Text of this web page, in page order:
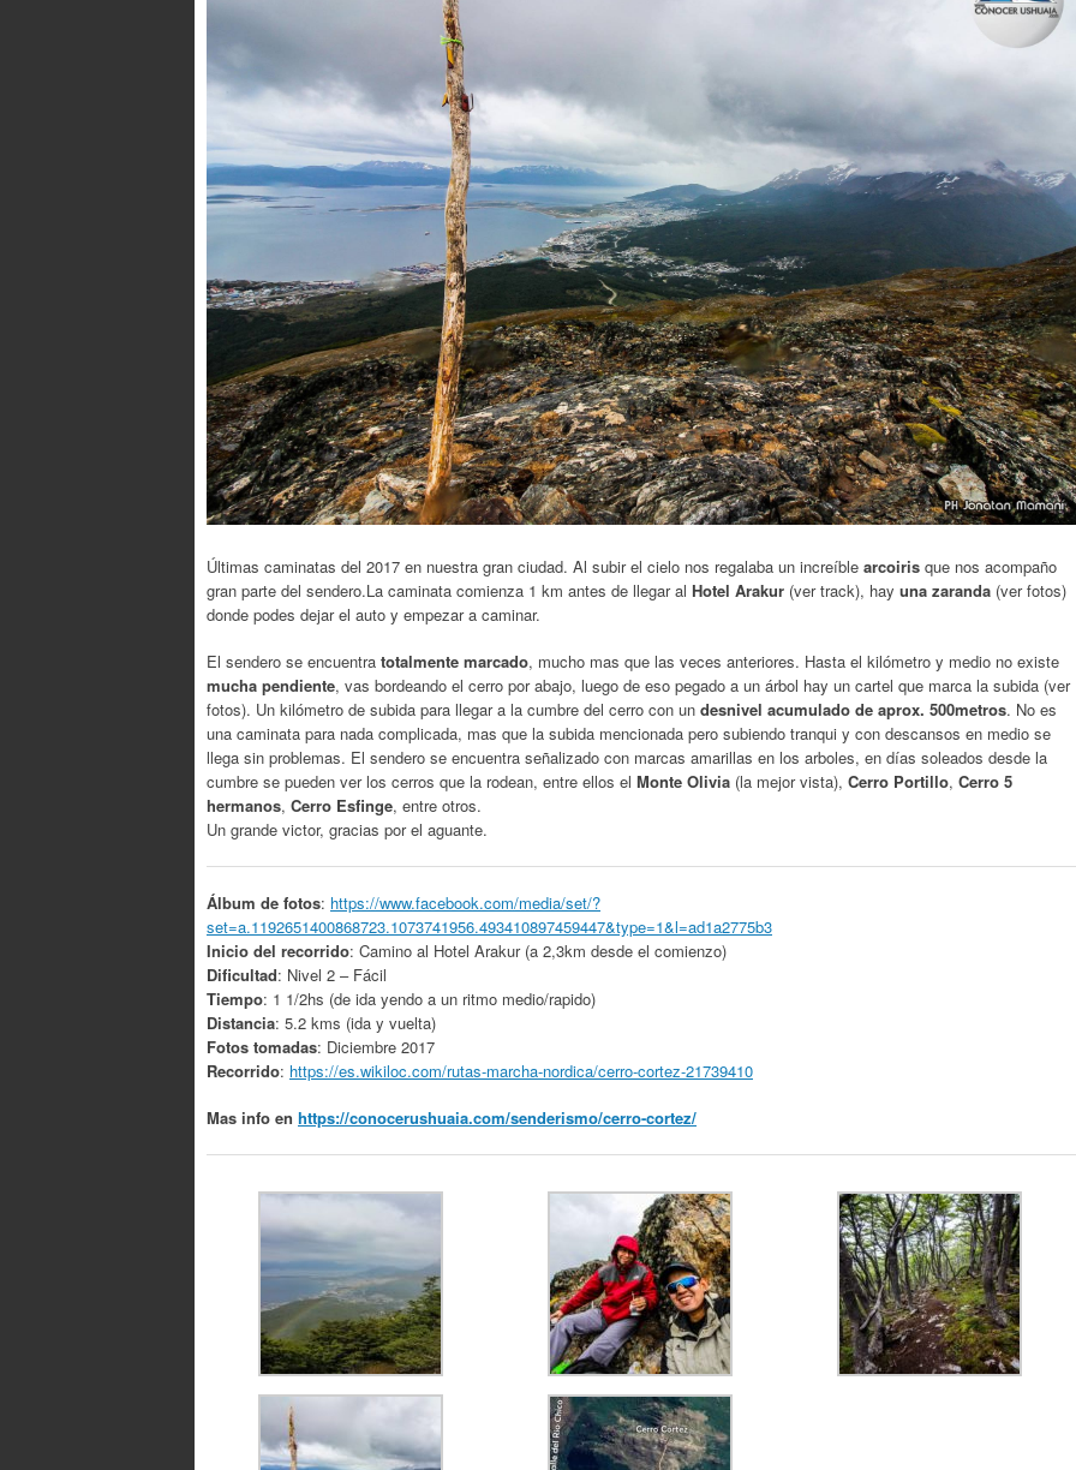
Últimas caminatas del 2017 en nuestra gran ciudad. Al subir el cielo nos regalaba un increíble arcoiris que nos acompaño
gran parte del sendero.La caminata comienza 1 km antes de llegar al Hotel Arakur (ver track), hay una zaranda (ver fotos)
donde podes dejar el auto y empezar a caminar.
El sendero se encuentra totalmente marcado, mucho mas que las veces anteriores. Hasta el kilómetro y medio no existe
mucha pendiente, vas bordeando el cerro por abajo, luego de eso pegado a un árbol hay un cartel que marca la subida (ver
fotos). Un kilómetro de subida para llegar a la cumbre del cerro con un desnivel acumulado de aprox. 500metros. No es
una caminata para nada complicada, mas que la subida mencionada pero subiendo tranqui y con descansos en medio se
llega sin problemas. El sendero se encuentra señalizado con marcas amarillas en los arboles, en días soleados desde la
cumbre se pueden ver los cerros que la rodean, entre ellos el Monte Olivia (la mejor vista), Cerro Portillo, Cerro 5
hermanos, Cerro Esfinge, entre otros.
Un grande victor, gracias por el aguante.
Álbum de fotos: https://www.facebook.com/media/set/?
set=a.1192651400868723.1073741956.493410897459447&type=1&l=ad1a2775b3
Inicio del recorrido: Camino al Hotel Arakur (a 2,3km desde el comienzo)
Dificultad: Nivel 2 – Fácil
Tiempo: 1 1/2hs (de ida yendo a un ritmo medio/rapido)
Distancia: 5.2 kms (ida y vuelta)
Fotos tomadas: Diciembre 2017
Recorrido: https://es.wikiloc.com/rutas-marcha-nordica/cerro-cortez-21739410
Mas info en https://conocerushuaia.com/senderismo/cerro-cortez/